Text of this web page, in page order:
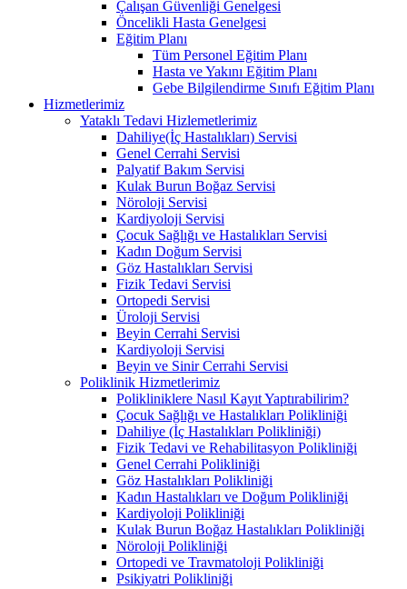
Çalışan Güvenliği Genelgesi
Öncelikli Hasta Genelgesi
Eğitim Planı
Tüm Personel Eğitim Planı
Hasta ve Yakını Eğitim Planı
Gebe Bilgilendirme Sınıfı Eğitim Planı
Hizmetlerimiz
Yataklı Tedavi Hizlemetlerimiz
Dahiliye(İç Hastalıkları) Servisi
Genel Cerrahi Servisi
Palyatif Bakım Servisi
Kulak Burun Boğaz Servisi
Nöroloji Servisi
Kardiyoloji Servisi
Çocuk Sağlığı ve Hastalıkları Servisi
Kadın Doğum Servisi
Göz Hastalıkları Servisi
Fizik Tedavi Servisi
Ortopedi Servisi
Üroloji Servisi
Beyin Cerrahi Servisi
Kardiyoloji Servisi
Beyin ve Sinir Cerrahi Servisi
Poliklinik Hizmetlerimiz
Polikliniklere Nasıl Kayıt Yaptırabilirim?
Çocuk Sağlığı ve Hastalıkları Polikliniği
Dahiliye (İç Hastalıkları Polikliniği)
Fizik Tedavi ve Rehabilitasyon Polikliniği
Genel Cerrahi Polikliniği
Göz Hastalıkları Polikliniği
Kadın Hastalıkları ve Doğum Polikliniği
Kardiyoloji Polikliniği
Kulak Burun Boğaz Hastalıkları Polikliniği
Nöroloji Polikliniği
Ortopedi ve Travmatoloji Polikliniği
Psikiyatri Polikliniği